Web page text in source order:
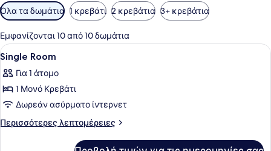
Διαθέσιμα
φίλτρα
για
τα
δωμάτια
Όλα τα δωμάτια 1 κρεβάτι 2 κρεβάτια 3+ κρεβάτια
Εμφανίζονται 10 από 10 δωμάτια
Προβολή
όλων
των
φωτογραφιών
για
Single
Ένα στρωμένο κρεβάτι με
9
Single Room
Για 1 άτομο
1 Μονό Κρεβάτι
Δωρεάν ασύρματο ίντερνετ
Περισσότερες λεπτομέρειες
Περισσότερες